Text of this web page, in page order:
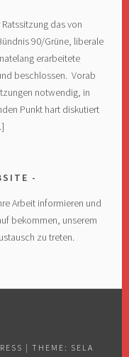
das von
90/Grüne, liberale
erarbeitete
beschlossen. Vorab
notwendig, in
Punkt hart diskutiert
Arbeit informieren und
bekommen, unserem
zu treten.
| THEME: SELA